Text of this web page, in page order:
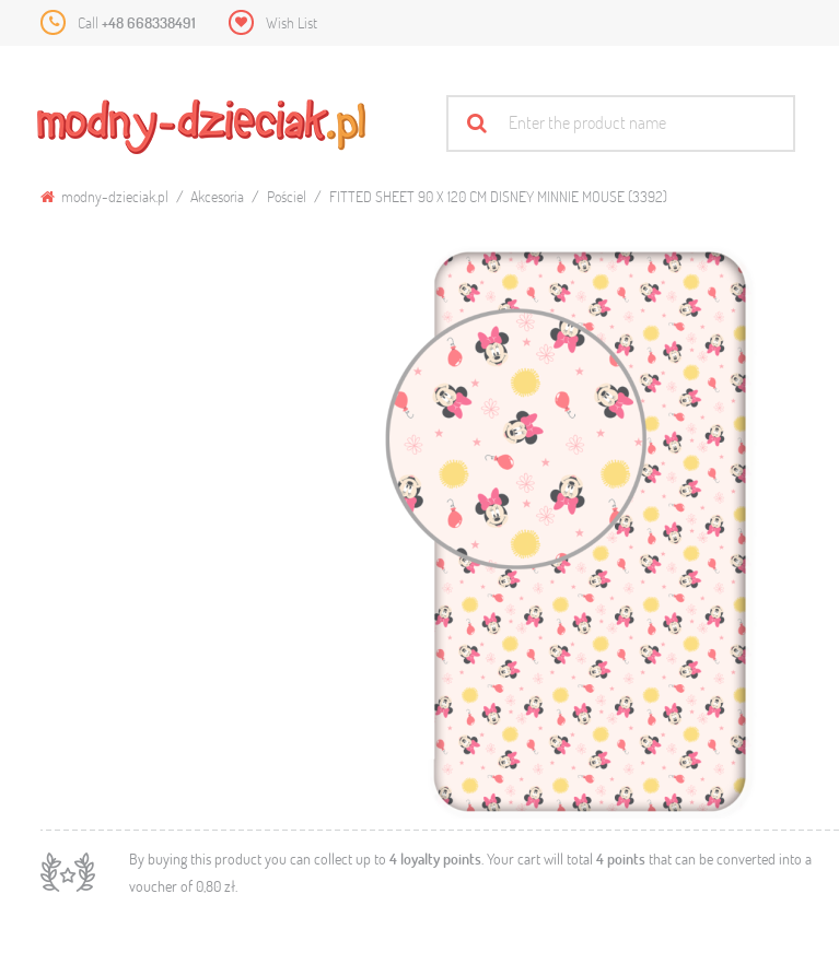
Call +48 668338491 Wish List
modny-dzieciak.pl Akcesoria Pościel FITTED SHEET 90 X 120 CM DISNEY MINNIE MOUSE (3392)
By buying this product you can collect up to 4 loyalty points. Your cart will total 4points that can be converted into a
voucher of 0,80 zł.